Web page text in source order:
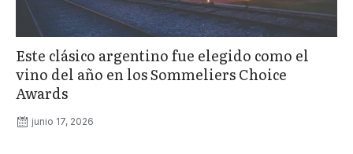
Este clásico argentino fue elegido como el
vino del año en los Sommeliers Choice
Awards
junio 17, 2026